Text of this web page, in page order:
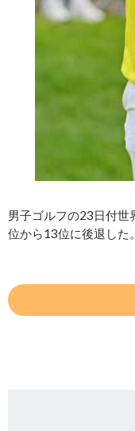
男子ゴルフの23日付世
位から13位に後退し